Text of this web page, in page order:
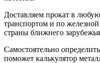
Доставляем прокат в
транспортом и по
страны ближнего
Самостоятельно
поможет калькулятор